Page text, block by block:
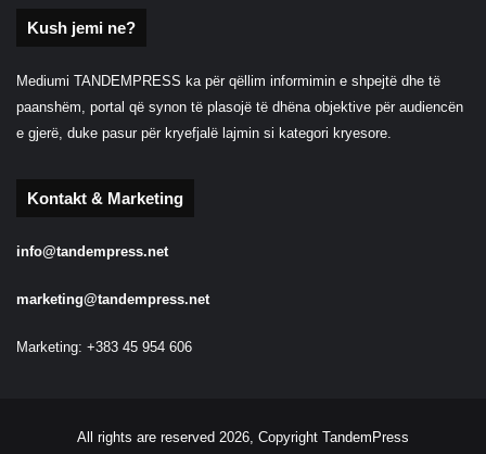
Kush jemi ne?
Mediumi TANDEMPRESS ka për qëllim informimin e shpejtë dhe të
paanshëm, portal që synon të plasojë të dhëna objektive për audiencën
e gjerë, duke pasur për kryefjalë lajmin si kategori kryesore.
Kontakt & Marketing
info@tandempress.net
marketing@tandempress.net
Marketing: +383 45 954 606
All rights are reserved 2026, Copyright TandemPress